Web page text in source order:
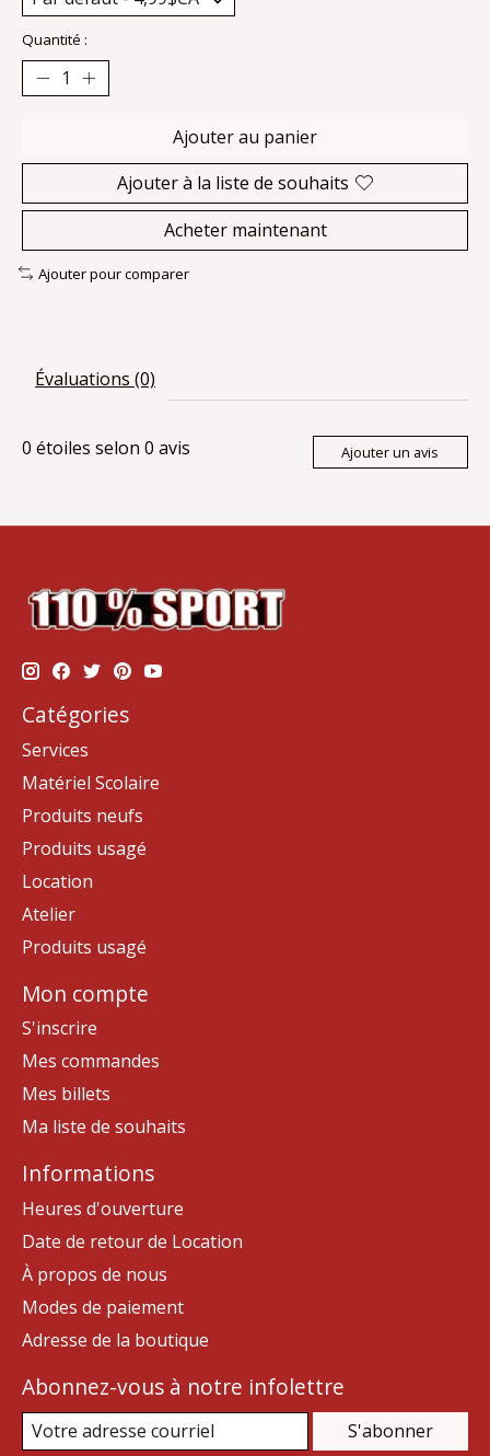
Quantité :
Ajouter au panier
Ajouter à la liste de souhaits
Acheter maintenant
Ajouter pour comparer
Évaluations (0)
0 étoiles selon 0 avis Ajouter un avis
Catégories
Services
Matériel Scolaire
Produits neufs
Produits usagé
Location
Atelier
Produits usagé
Mon compte
S'inscrire
Mes commandes
Mes billets
Ma liste de souhaits
Informations
Heures d'ouverture
Date de retour de Location
À propos de nous
Modes de paiement
Adresse de la boutique
Abonnez-vous à notre infolettre
S'abonner